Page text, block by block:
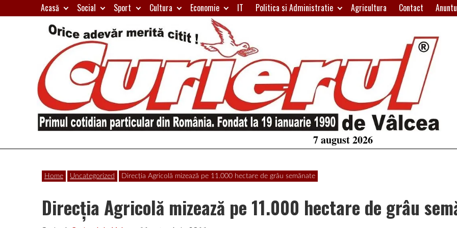
to
Acasă Social Sport Cultura Economie IT Politica si Administratie Agricultura Contact
Curierul
de
Primul
particular
din
România
7 august 2026
Home Uncategorized Direcţia Agricolă mizează pe 11.000 hectare de grâu semănate
Direcţia Agricolă mizează pe 11.000 hectare de grâu